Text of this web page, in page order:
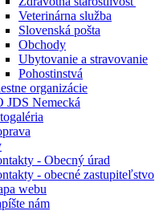
Veterinárna služba
Slovenská pošta
Obchody
Ubytovanie a stravovanie
Pohostinstvá
organizácie
JDS Nemecká
- Obecný úrad
- obecné zastupiteľstvo
webu
nám